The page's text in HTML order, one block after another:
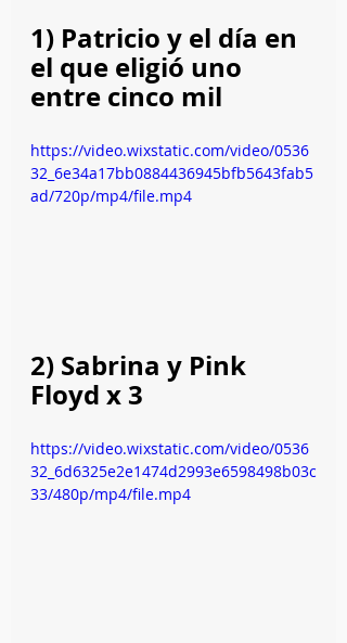
1) Patricio y el día en
el que eligió uno
entre cinco mil
https://video.wixstatic.com/video/0536
32_6e34a17bb0884436945bfb5643fab5
ad/720p/mp4/file.mp4
2) Sabrina y Pink
Floyd x 3
https://video.wixstatic.com/video/0536
32_6d6325e2e1474d2993e6598498b03c
33/480p/mp4/file.mp4